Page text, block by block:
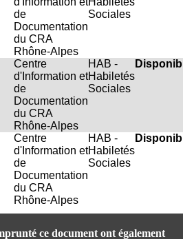
de
Documentation
du CRA
Rhône-Alpes
Sociales
Centre
d'Information et
de
Documentation
du CRA
Rhône-Alpes
HAB -
Habiletés
Sociales
Centre
d'Information et
de
Documentation
du CRA
Rhône-Alpes
HAB -
Habiletés
Sociales
ce document ont également